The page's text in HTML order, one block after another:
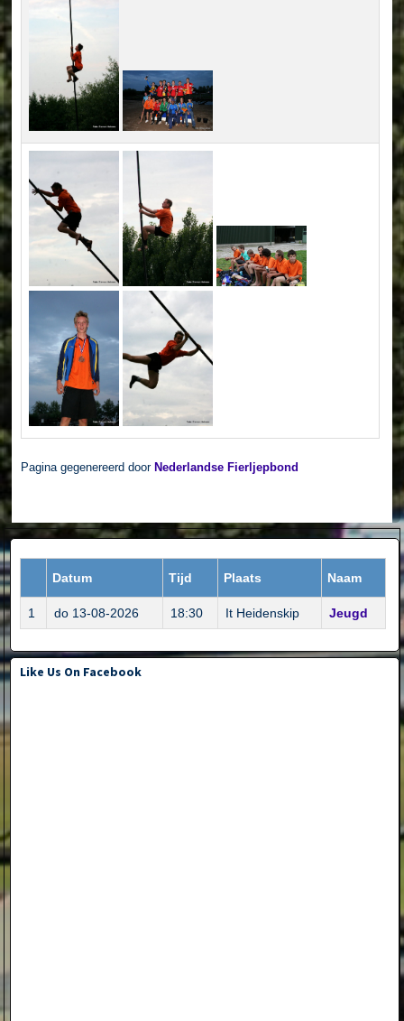
Pagina gegenereerd door Nederlandse Fierljepbond
Datum Tijd Plaats Naam
1 do 13-08-2026 18:30 It Heidenskip Jeugd
Like Us On Facebook